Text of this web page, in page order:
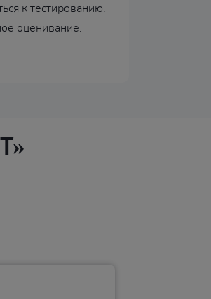
к тестированию.
оценивание.